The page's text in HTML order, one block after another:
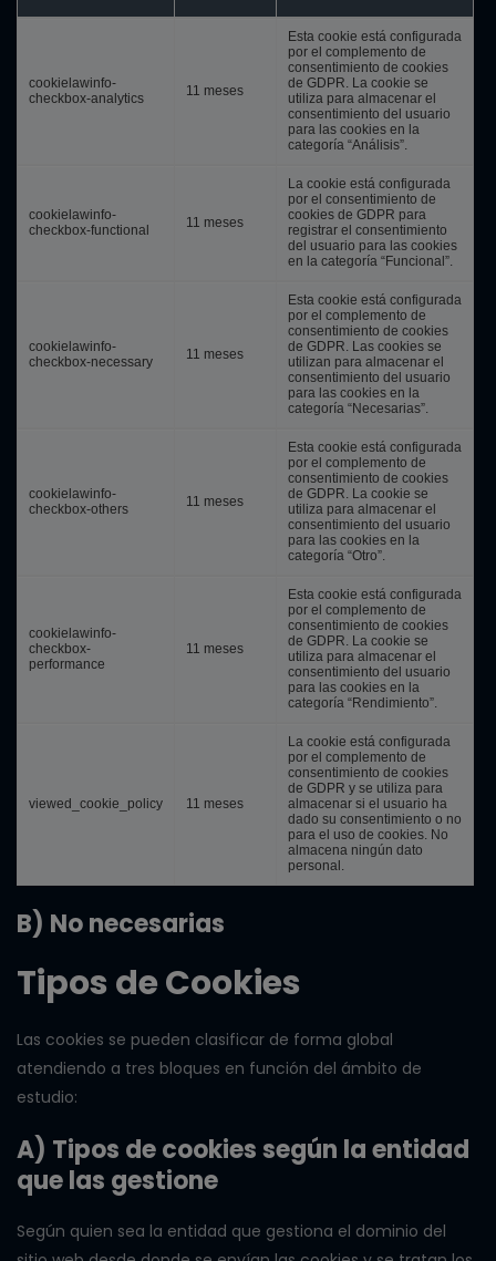
cookielawinfo-
checkbox-analytics
11 meses
Esta cookie está configurada
por el complemento de
consentimiento de cookies
de GDPR. La cookie se
utiliza para almacenar el
consentimiento del usuario
para las cookies en la
categoría “Análisis”.
cookielawinfo-
checkbox-functional
11 meses
La cookie está configurada
por el consentimiento de
cookies de GDPR para
registrar el consentimiento
del usuario para las cookies
en la categoría “Funcional”.
cookielawinfo-
checkbox-necessary
11 meses
Esta cookie está configurada
por el complemento de
consentimiento de cookies
de GDPR. Las cookies se
utilizan para almacenar el
consentimiento del usuario
para las cookies en la
categoría “Necesarias”.
cookielawinfo-
checkbox-others
11 meses
Esta cookie está configurada
por el complemento de
consentimiento de cookies
de GDPR. La cookie se
utiliza para almacenar el
consentimiento del usuario
para las cookies en la
categoría “Otro”.
cookielawinfo-
checkbox-
performance
11 meses
Esta cookie está configurada
por el complemento de
consentimiento de cookies
de GDPR. La cookie se
utiliza para almacenar el
consentimiento del usuario
para las cookies en la
categoría “Rendimiento”.
viewed_cookie_policy 11 meses
La cookie está configurada
por el complemento de
consentimiento de cookies
de GDPR y se utiliza para
almacenar si el usuario ha
dado su consentimiento o no
para el uso de cookies. No
almacena ningún dato
personal.
B) No necesarias
Tipos de Cookies
Las cookies se pueden clasificar de forma global
atendiendo a tres bloques en función del ámbito de
estudio:
A) Tipos de cookies según la entidad
que las gestione
Según quien sea la entidad que gestiona el dominio del